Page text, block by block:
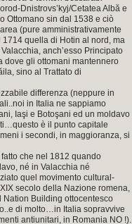
Dnistrovs’kyj/Cetatea Albă e
Ottomano sin dal 1538 e ciò
(pure amministrativamente
quella di Hotin al nord, ma
anch’esso Principato
dove gli ottomani mantennero
sino al Trattato di
differenza (neppure in
in Italia ne sappiamo
Iaşi e Botoşani ed un moldavo
è il punto capitale
i secondi, in maggioranza, si
che nel 1812 quando
né in Valacchia né
quel movimento cultural-
secolo della Nazione romena,
Nation Building ottocentesco
di molto…in Italia sopravvive
antiunitari, in Romania NO !).